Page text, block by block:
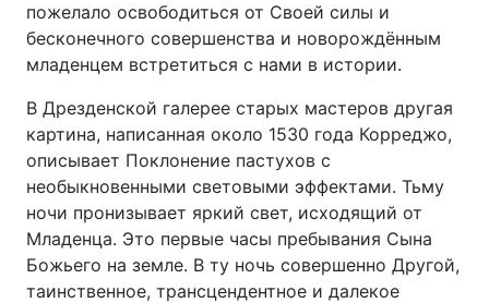
пожелало освободиться от Своей силы и
бесконечного совершенства и новорождённым
младенцем встретиться с нами в истории.
В Дрезденской галерее старых мастеров другая
картина, написанная около 1530 года Корреджо,
описывает Поклонение пастухов с
необыкновенными световыми эффектами. Тьму
ночи пронизывает яркий свет, исходящий от
Младенца. Это первые часы пребывания Сына
Божьего на земле. В ту ночь совершенно Другой,
таинственное, трансцендентное и далекое